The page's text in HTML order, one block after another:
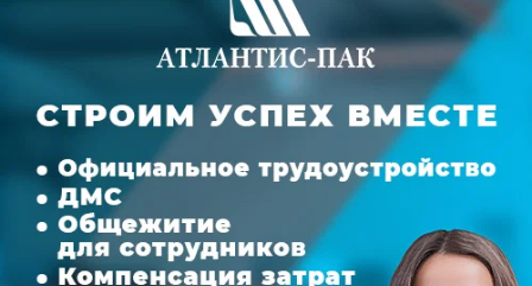
Над Ростовской областью за ночь сбито
более 70 беспилотников
Атаки отражены в Каменске-Шахтинском и семи
районах региона — пострадавших нет